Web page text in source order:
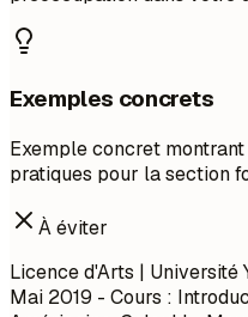
Exemples concrets
Exemple concret
pratiques pour la section
À éviter
Licence d'Arts | Université
Mai 2019 - Cours :